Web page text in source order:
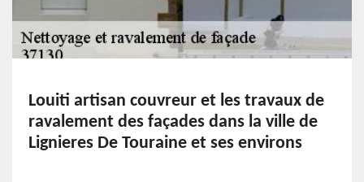
Louiti artisan couvreur et les travaux de
ravalement des façades dans la ville de
Lignieres De Touraine et ses environs